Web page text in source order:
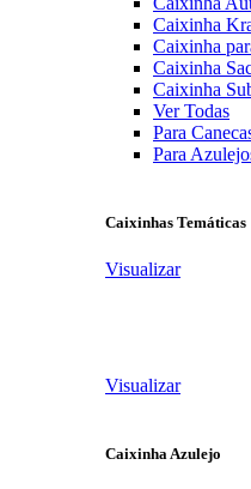
Caixinha
Caixinha
Caixinha
Caixinha
Ver Todas
Para
Para
Caixinhas Temáticas
Visualizar
Visualizar
Caixinha Azulejo